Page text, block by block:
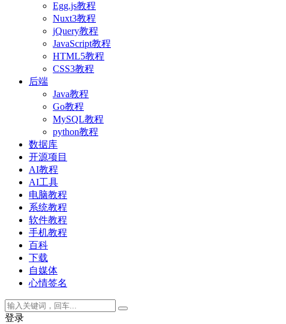
Egg.js教程
Nuxt3教程
jQuery教程
JavaScript教程
HTML5教程
CSS3教程
后端
Java教程
Go教程
MySQL教程
python教程
数据库
开源项目
AI教程
AI工具
电脑教程
系统教程
软件教程
手机教程
百科
下载
自媒体
心情签名
登录